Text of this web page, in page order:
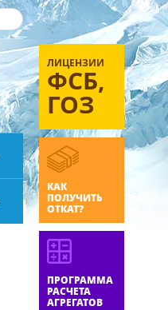
ЛИЦЕНЗИИ
ФСБ,
ГОЗ
КАК
ПОЛУЧИТЬ
ОТКАТ?
ПРОГРАММА
РАСЧЕТА
АГРЕГАТОВ